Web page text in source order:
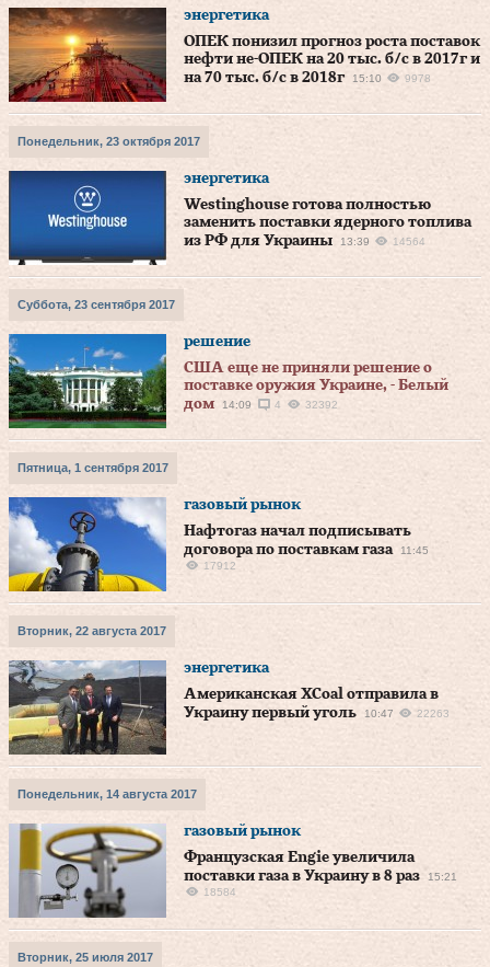
энергетика
ОПЕК понизил прогноз роста поставок
нефти не-ОПЕК на 20 тыс. б/с в 2017г и
на 70 тыс. б/с в 2018г
15:10 9978
Понедельник, 23 октября 2017
энергетика
Westinghouse готова полностью
заменить поставки ядерного топлива
из РФ для Украины
13:39 14564
Суббота, 23 сентября 2017
решение
США еще не приняли решение о
поставке оружия Украине, - Белый
дом
14:09 4 32392
Пятница, 1 сентября 2017
газовый рынок
Нафтогаз начал подписывать
договора по поставкам газа
11:45
17912
Вторник, 22 августа 2017
энергетика
Американская XCoal отправила в
Украину первый уголь
10:47 22263
Понедельник, 14 августа 2017
газовый рынок
Французская Engie увеличила
поставки газа в Украину в 8 раз
15:21
18584
Вторник, 25 июля 2017